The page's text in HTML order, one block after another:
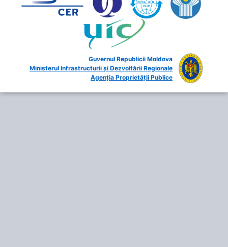
Guvernul Republicii Moldova
Ministerul Infrastructurii și Dezvoltării Regionale
Agenția Proprietății Publice